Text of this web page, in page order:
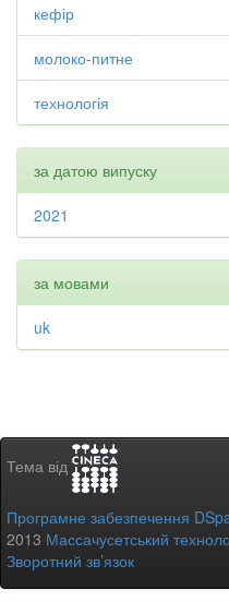
кефір
молоко-питне
технологія
за датою випуску
2021
за мовами
uk
Тема від
Програмне забезпечення
2013 Массачусетський
Зворотний зв’язок